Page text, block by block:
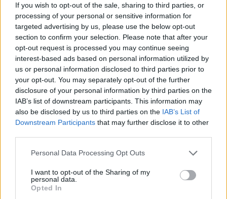
If you wish to opt-out of the sale, sharing to third parties, or
processing of your personal or sensitive information for
targeted advertising by us, please use the below opt-out
section to confirm your selection. Please note that after your
opt-out request is processed you may continue seeing
interest-based ads based on personal information utilized by
us or personal information disclosed to third parties prior to
your opt-out. You may separately opt-out of the further
disclosure of your personal information by third parties on the
IAB’s list of downstream participants. This information may
also be disclosed by us to third parties on the IAB’s List of
Downstream Participants that may further disclose it to other
Personal Data Processing Opt Outs
I want to opt-out of the Sharing of my
personal data.
Opted In
annak ellenére, hogy nagybankok betételhelyezési
ígérettel siettek a bank segítségére.
Portfolio Investment Day 2026Október 21-én jön a Portfolio
Investment Day 2026, ahol a piac vezető szakértőivel
keressük a választ a befektetőket leginkább foglalkoztató
kérdésekre. Meddig tarthat az AI-rali, kik lehetnek a
következő évek nyertesei, mire számíthatunk a részvény-,
kötvény-, nyersanyag- és kriptopiacokon, és hogyan
érdemes portfóliót építeni egy gyorsan változó...
KEDVES OLVASÓNK!
A keresett cikk a portfolio.hu hírarchívumához
tartozik, melynek olvasása előfizetéses
regisztrációhoz kötött.